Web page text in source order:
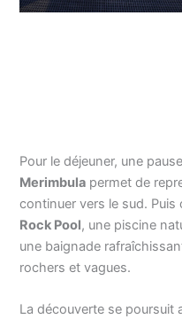
Pour le déjeuner, une
Merimbula permet de
continuer vers le sud. Puis
Rock Pool, une piscine
une baignade
rochers et vagues.
La découverte se poursuit